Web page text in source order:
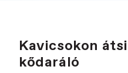
Kavicsokon
kődaráló